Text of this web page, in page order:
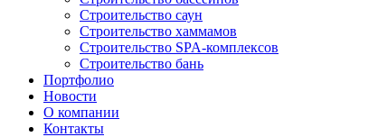
Строительство саун
Строительство хаммамов
Строительство SPA-комплексов
Строительство бань
Портфолио
Новости
O компании
Контакты